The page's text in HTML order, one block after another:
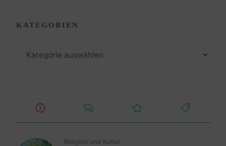
KATEGORIEN
Religion und Kultur